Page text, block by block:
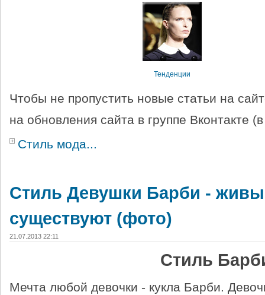
Тенденции
Чтобы не пропустить новые статьи на
на обновления сайта в группе Вконтакте
Стиль мода...
Стиль Девушки Барби -
существуют (фото)
21.07.2013 22:11
Стиль
Мечта любой девочки - кукла Барби.